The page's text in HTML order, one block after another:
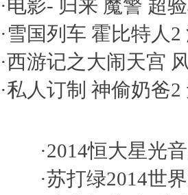
·电影- 归来 魔警 超
·雪国列车 霍比特人2
·西游记之大闹天宫
·私人订制 神偷奶爸2
·2014恒大星光
·苏打绿2014世